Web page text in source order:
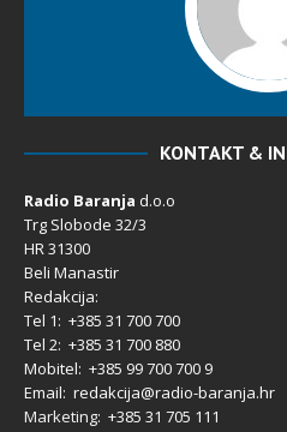
KONTAKT &
Radio Baranja d.o.o
Trg Slobode 32/3
HR 31300
Beli Manastir
Redakcija:
Tel 1: +385 31 700 700
Tel 2: +385 31 700 880
Mobitel: +385 99 700 700 9
Email: redakcija@radio-baranja.hr
Marketing: +385 31 705 111